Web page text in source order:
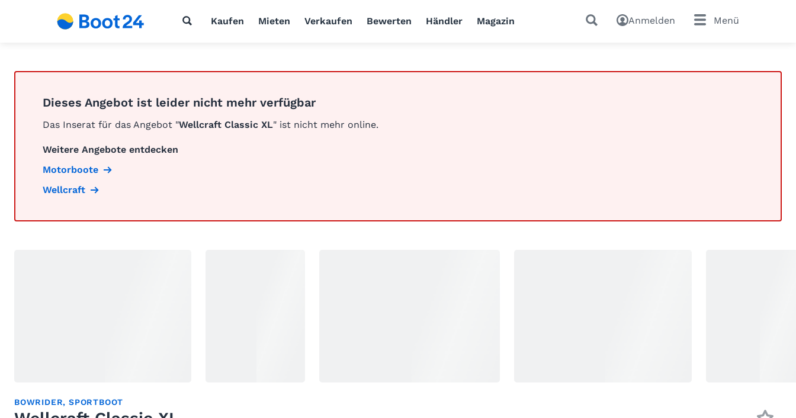
Kaufen Mieten Verkaufen Bewerten Händler Magazin Anmelden Menü
Dieses Angebot ist leider nicht mehr verfügbar
Das Inserat für das Angebot "Wellcraft Classic XL" ist nicht mehr online.
Weitere Angebote entdecken
Motorboote
Wellcraft
BOWRIDER,SPORTBOOT